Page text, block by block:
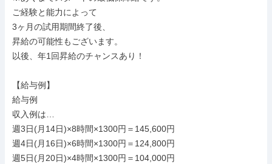
ご経験と能力によって
3ヶ月の試用期間終了後、
昇給の可能性もございます。
以後、年1回昇給のチャンスあり！
【給与例】
給与例
収入例は…
週3日(月14日)×8時間×1300円＝145,600円
週4日(月16日)×6時間×1300円＝124,800円
週5日(月20日)×4時間×1300円＝104,000円